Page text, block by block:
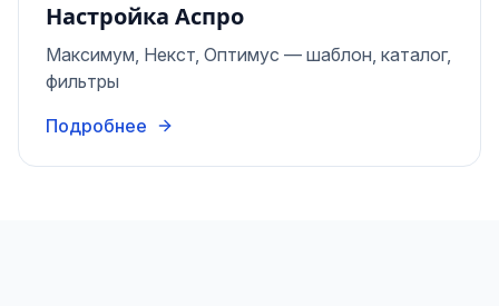
Настройка Аспро
Максимум, Некст, Оптимус — шаблон, каталог,
фильтры
Подробнее